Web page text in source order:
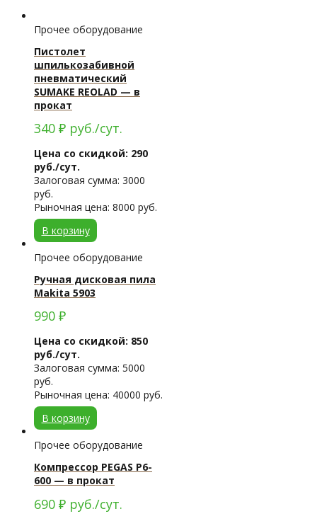
Прочее оборудование
Пистолет
шпилькозабивной
пневматический
SUMAKE REOLAD — в
прокат
340 ₽ руб./сут.
Цена со скидкой: 290
руб./сут.
Залоговая сумма: 3000
руб.
Рыночная цена: 8000 руб.
В корзину
Прочее оборудование
Ручная дисковая пила
Makita 5903
990 ₽
Цена со скидкой: 850
руб./сут.
Залоговая сумма: 5000
руб.
Рыночная цена: 40000 руб.
В корзину
Прочее оборудование
Компрессор PEGAS P6-
600 — в прокат
690 ₽ руб./сут.